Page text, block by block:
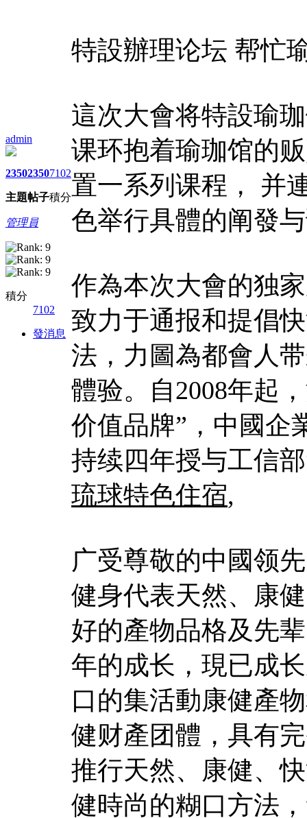
admin
2350
主題
2350
帖子
7102
積分
管理員
積分
7102
發消息
特設辦理论坛 帮忙
這次大會将特設瑜
课环抱着瑜珈馆的
置一系列课程， 并
色举行具體的阐發
作為本次大會的独
致力于通报和提倡
法，力圖為都會人
體验。自2008年起
价值品牌”，中國企
持续四年授与工信
琉球特色住宿,
广受尊敬的中國领
健身代表天然、康
好的產物品格及先
年的成长，現已成
口的集活動康健產
健财產团體，具有
推行天然、康健、
健時尚的糊口方法